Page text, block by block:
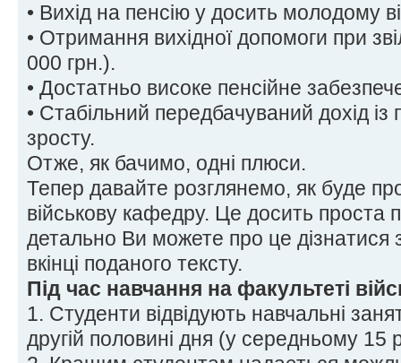
• Вихід на пенсію у досить молодому
• Отримання вихідної допомоги при
000 грн.).
• Достатньо високе пенсійне
• Стабільний передбачуваний дохід
зросту.
Отже, як бачимо, одні плюси.
Тепер давайте розглянемо, як буде
військову кафедру. Це досить проста
детально Ви можете про це дізнатися
вкінці поданого тексту.
Під час навчання на факультеті
1. Студенти відвідують навчальні
другій половині дня (у середньому 15